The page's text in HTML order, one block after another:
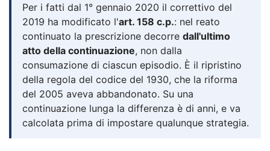
Per i fatti dal 1° gennaio 2020 il correttivo del
2019 ha modificato l'art. 158 c.p.: nel reato
continuato la prescrizione decorre dall'ultimo
atto della continuazione, non dalla
consumazione di ciascun episodio. È il ripristino
della regola del codice del 1930, che la riforma
del 2005 aveva abbandonato. Su una
continuazione lunga la differenza è di anni, e va
calcolata prima di impostare qualunque strategia.